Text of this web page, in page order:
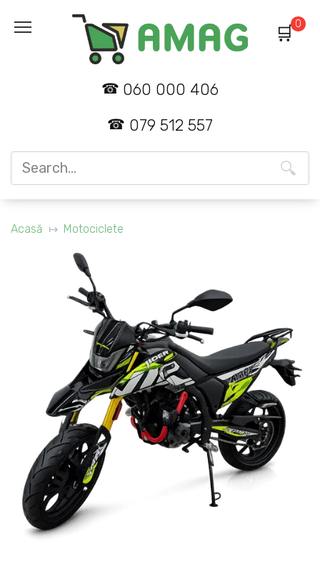
060 000 406
079 512 557
0
Search
for:
Acasă Motociclete